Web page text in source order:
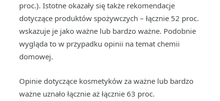
proc.). Istotne okazały się także rekomendacje
dotyczące produktów spożywczych – łącznie 52 proc.
wskazuje je jako ważne lub bardzo ważne. Podobnie
wygląda to w przypadku opinii na temat chemii
domowej.
Opinie dotyczące kosmetyków za ważne lub bardzo
ważne uznało łącznie aż łącznie 63 proc.